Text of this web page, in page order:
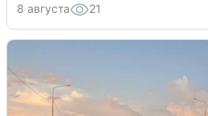
8 августа 21